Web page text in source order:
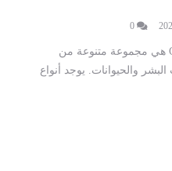
0
فيروسات كورونا Corona viruses هي مجموعة متنوعة من
والحيوانات. يوجد أنواع